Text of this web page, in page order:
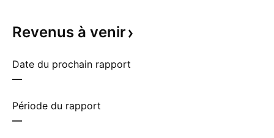
Revenus à venir
Date du prochain rapport
—
Période du rapport
—